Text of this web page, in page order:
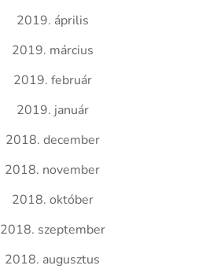
2019. április
2019. március
2019. február
2019. január
2018. december
2018. november
2018. október
2018. szeptember
2018. augusztus